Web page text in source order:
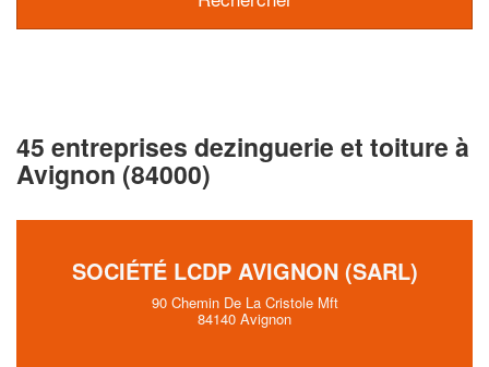
45 entreprises dezinguerie et toiture à
Avignon (84000)
SOCIÉTÉ LCDP AVIGNON (SARL)
90 Chemin De La Cristole Mft
84140 Avignon